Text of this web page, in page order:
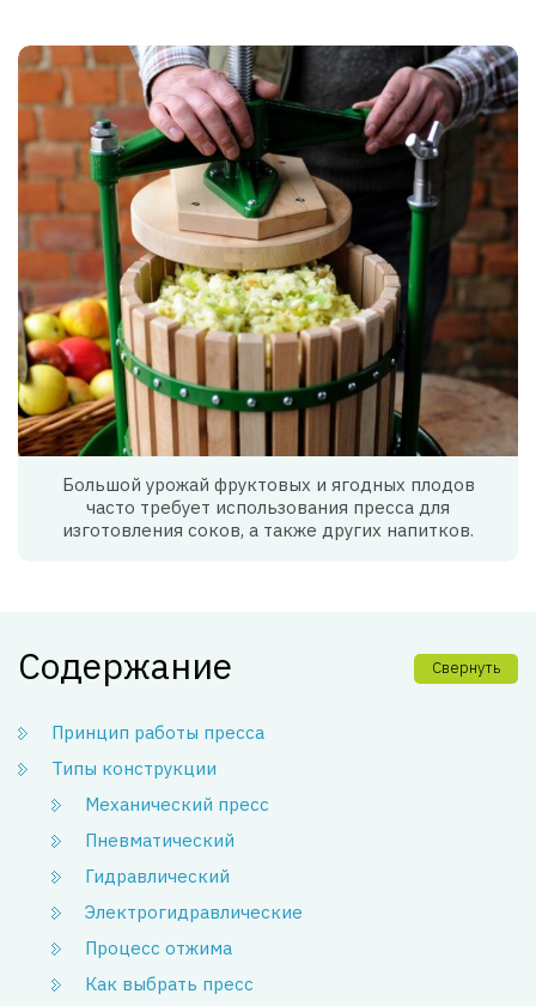
Большой урожай фруктовых и ягодных плодов
часто требует использования пресса для
изготовления соков, а также других напитков.
Содержание Свернуть
Принцип работы пресса
Типы конструкции
Механический пресс
Пневматический
Гидравлический
Электрогидравлические
Процесс отжима
Как выбрать пресс